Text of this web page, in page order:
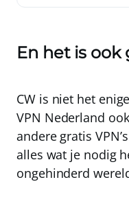
En het is ook
CW is niet het
VPN Nederland ook
andere gratis
alles wat je nodig
ongehinderd